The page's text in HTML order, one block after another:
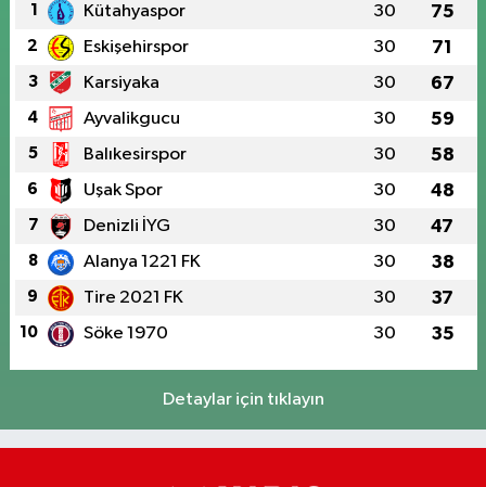
1 Kütahyaspor 30 75
2 Eskişehirspor 30 71
3 Karsiyaka 30 67
4 Ayvalikgucu 30 59
5 Balıkesirspor 30 58
6 Uşak Spor 30 48
7 Denizli İYG 30 47
8 Alanya 1221 FK 30 38
9 Tire 2021 FK 30 37
10 Söke 1970 30 35
Detaylar için tıklayın